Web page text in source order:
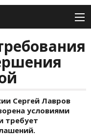
Сергей Лавров
условиями
требует